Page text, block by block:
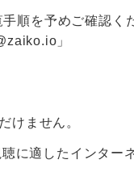
順を予めご確認く
」
けません。
に適したインター